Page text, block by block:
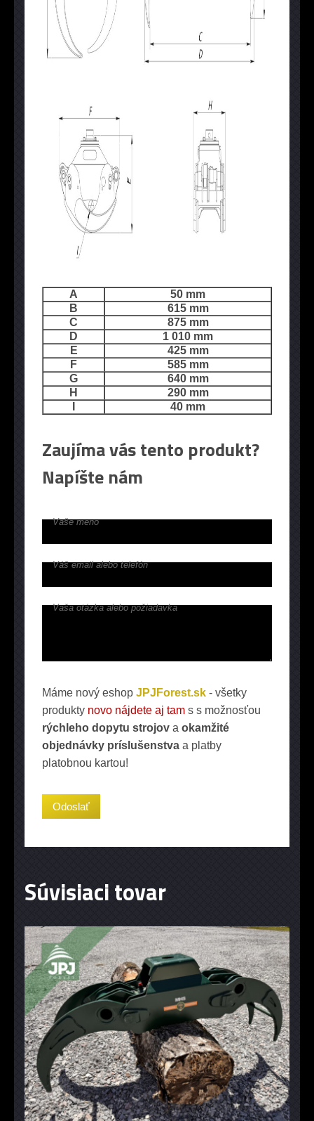
A
50 mm
B
615 mm
C
875 mm
D
1 010 mm
E
425 mm
F
585 mm
G
640 mm
H
290 mm
40 mm
Zaujíma vás tento produkt?
Napíšte nám
Vaše meno
Váš email alebo telefón
Vaša otázka alebo požiadavka
Máme nový eshop JPJForest.sk - všetky
produkty novo nájdete aj tam s s možnosťou
rýchleho dopytu strojov a okamžité
objednávky príslušenstva a platby
platobnou kartou!
Súvisiaci tovar